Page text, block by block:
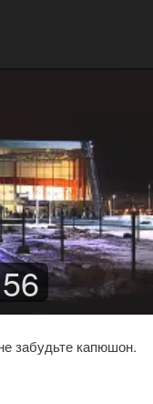
56
забудьте капюшон.